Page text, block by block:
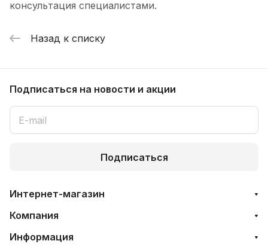
консультация специалистами.
Назад к списку
Подписаться на новости и акции
Подписаться
Интернет-магазин
Компания
Информация